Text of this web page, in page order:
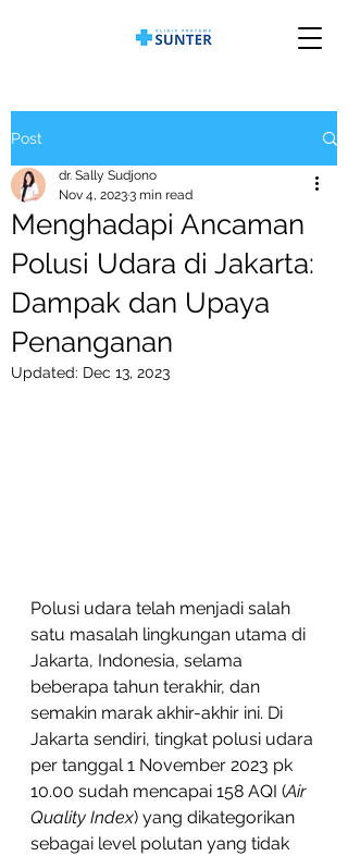
Post
Menghadapi Ancaman
Polusi Udara di Jakarta:
Dampak dan Upaya
Penanganan
dr. Sally Sudjono
Nov 4, 20233 min read
Updated: Dec 13, 2023
Polusi udara telah menjadi salah
satu masalah lingkungan utama di
Jakarta, Indonesia, selama
beberapa tahun terakhir, dan
semakin marak akhir-akhir ini. Di
Jakarta sendiri, tingkat polusi udara
per tanggal 1 November 2023 pk
10.00 sudah mencapai 158 AQI (Air
Quality Index) yang dikategorikan
sebagai level polutan yang tidak